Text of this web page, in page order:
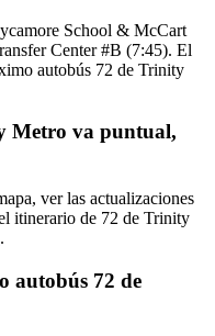
School & McCart
Center #B (7:45). El
autobús 72 de Trinity
Metro va puntual,
ver las actualizaciones
itinerario de 72 de Trinity
.
autobús 72 de